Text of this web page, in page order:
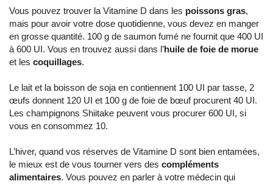
Vous pouvez trouver la Vitamine D dans les poissons gras,
mais pour avoir votre dose quotidienne, vous devez en manger
en grosse quantité. 100 g de saumon fumé ne fournit que 400 UI
à 600 UI. Vous en trouvez aussi dans l’huile de foie de morue
et les coquillages.
Le lait et la boisson de soja en contiennent 100 UI par tasse, 2
œufs donnent 120 UI et 100 g de foie de bœuf procurent 40 UI.
Les champignons Shiitake peuvent vous procurer 600 UI, si
vous en consommez 10.
L’hiver, quand vos réserves de Vitamine D sont bien entamées,
le mieux est de vous tourner vers des compléments
alimentaires. Vous pouvez en parler à votre médecin qui